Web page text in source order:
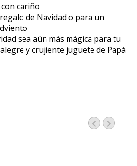
cariño
de Navidad o para un
sea aún más mágica para tu
y crujiente juguete de Papá